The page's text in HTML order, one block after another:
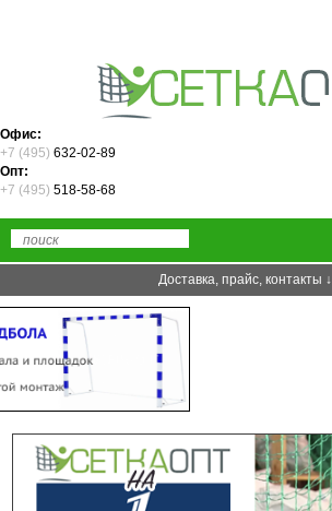
Офис:
+7 (495) 632-02-89
Опт:
+7 (495) 518-58-68
Доставка, прайс, контакты ↓